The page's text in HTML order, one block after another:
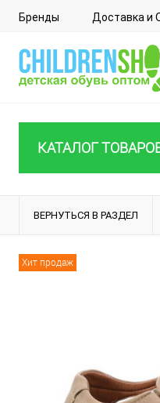
Бренды Доставка и
КАТАЛОГ
ВЕРНУТЬСЯ В РАЗДЕЛ
Хит продаж